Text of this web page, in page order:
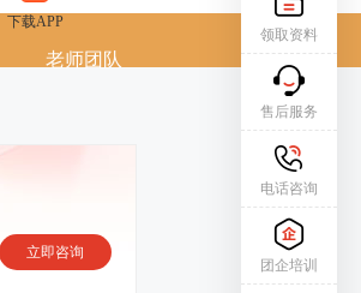
下载APP
老师团队
立即咨询
领取资料
售后服务
电话咨询
团企培训